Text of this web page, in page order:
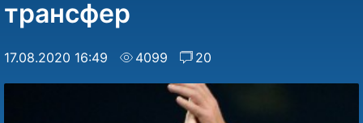
трансфер
17.08.2020 16:49 4099 20